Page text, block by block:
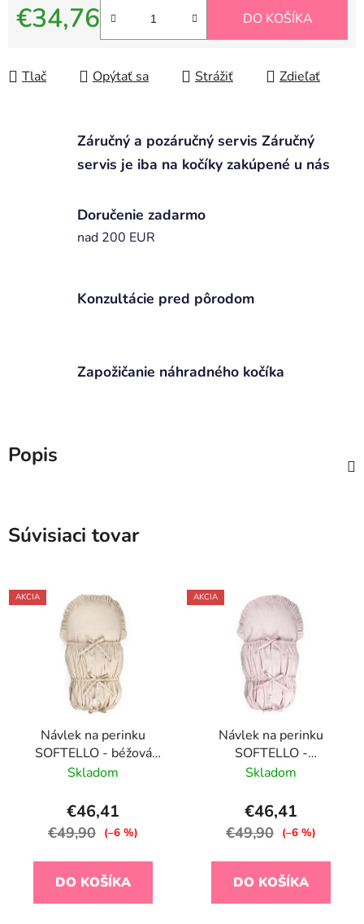
€34,76
Jednotková cena:
DO KOŠÍKA
Tlač Opýtať sa Strážiť Zdieľať
Záručný a pozáručný servis Záručný
servis je iba na kočíky zakúpené u nás
Doručenie zadarmo
nad 200 EUR
Konzultácie pred pôrodom
Zapožičanie náhradného kočíka
Popis
Súvisiaci tovar
AKCIA
Návlek na perinku
SOFTELLO - béžová
bodka
Skladom
€46,41
€49,90 (–6 %)
DO KOŠÍKA
AKCIA
Návlek na perinku
SOFTELLO -
svetloružové kvietky
Skladom
€46,41
€49,90 (–6 %)
DO KOŠÍKA